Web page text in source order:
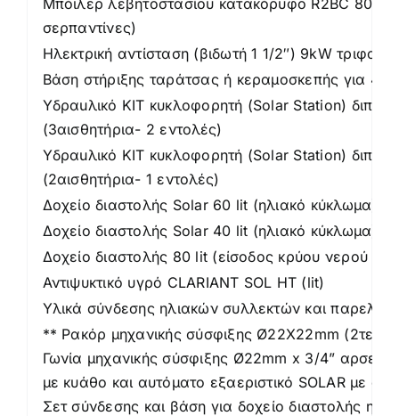
Μπόιλερ λεβητοστασίου κατακόρυφο R2ΒC 800
σερπαντίνες)
Ηλεκτρική αντίσταση (βιδωτή 1 1/2″) 9kW
Βάση στήριξης ταράτσας ή κεραμοσκεπής για 4
Υδραuλικό ΚΙΤ κυκλοφορητή (Solar Station) διπλό
(3αισθητήρια- 2 εντολές)
Υδραuλικό ΚΙΤ κυκλοφορητή (Solar Station) διπλό
(2αισθητήρια- 1 εντολές)
Δοχείο διαστολής Solar 60 lit (ηλιακό κύκλωμα)
Δοχείο διαστολής Solar 40 lit (ηλιακό κύκλωμα)
Δοχείο διαστολής 80 lit (είσοδος κρύου νερού
Αντιψυκτικό υγρό CLARIANT SOL HT (lit)
Υλικά σύνδεσης ηλιακών συλλεκτών και
** Ρακόρ μηχανικής σύσφιξης Ø22Χ22mm
Γωνία μηχανικής σύσφιξης Ø22mm x 3/4”
με κυάθο και αυτόματο εξαεριστικό SOLAR με
Σετ σύνδεσης και βάση για δοχείο διαστολής